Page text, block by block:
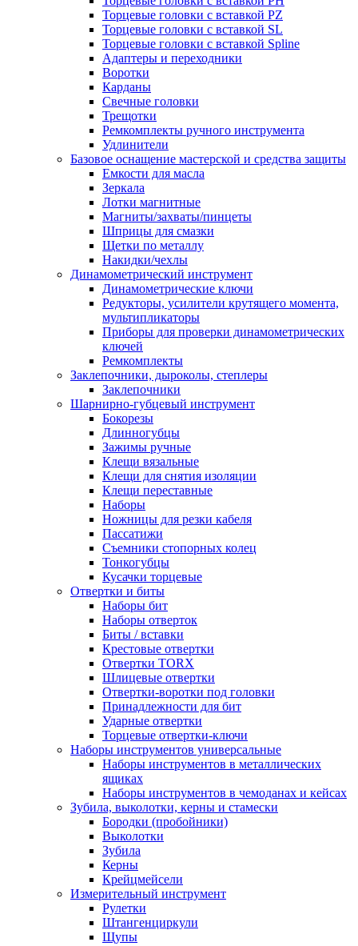
Торцевые головки с вставкой PZ
Торцевые головки с вставкой SL
Торцевые головки с вставкой Spline
Адаптеры и переходники
Воротки
Карданы
Свечные головки
Трещотки
Ремкомплекты ручного инструмента
Удлинители
Базовое оснащение мастерской и средства защиты
Емкости для масла
Зеркала
Лотки магнитные
Магниты/захваты/пинцеты
Шприцы для смазки
Щетки по металлу
Накидки/чехлы
Динамометрический инструмент
Динамометрические ключи
Редукторы, усилители крутящего момента,
мультипликаторы
Приборы для проверки динамометрических
ключей
Ремкомплекты
Заклепочники, дыроколы, степлеры
Заклепочники
Шарнирно-губцевый инструмент
Бокорезы
Длинногубцы
Зажимы ручные
Клещи вязальные
Клещи для снятия изоляции
Клещи переставные
Наборы
Ножницы для резки кабеля
Пассатижи
Съемники стопорных колец
Тонкогубцы
Кусачки торцевые
Отвертки и биты
Наборы бит
Наборы отверток
Биты / вставки
Крестовые отвертки
Отвертки TORX
Шлицевые отвертки
Отвертки-воротки под головки
Принадлежности для бит
Ударные отвертки
Торцевые отвертки-ключи
Наборы инструментов универсальные
Наборы инструментов в металлических
ящиках
Наборы инструментов в чемоданах и кейсах
Зубила, выколотки, керны и стамески
Бородки (пробойники)
Выколотки
Зубила
Керны
Крейцмейсели
Измерительный инструмент
Рулетки
Штангенциркули
Щупы